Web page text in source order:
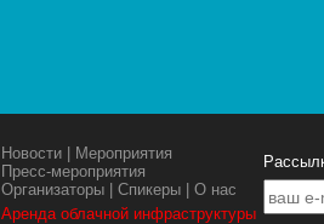
Новости
Мероприятия
Пресс-мероприятия
Организаторы |Спикеры |О нас
Аренда облачной инфраструктуры